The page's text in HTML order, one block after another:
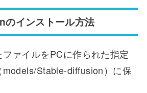
インストール方法
ァイルをPCに作られた指定
Stable-diffusion）に保